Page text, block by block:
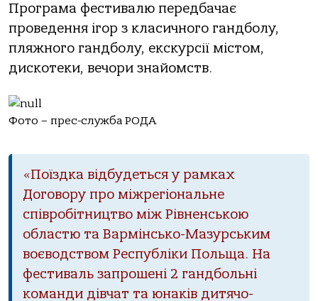
Програма фестивалю передбачає
проведення ігор з класичного гандболу,
пляжного гандболу, екскурсії містом,
дискотеки, вечори знайомств.
Фото – прес-служба РОДА
«Поїздка відбудеться у рамках
Договору про міжрегіональне
співробітництво між Рівненською
областю та Вармінсько-Мазурським
воєводством Республіки Польща. На
фестиваль запрошені 2 гандбольні
команди дівчат та юнаків дитячо-